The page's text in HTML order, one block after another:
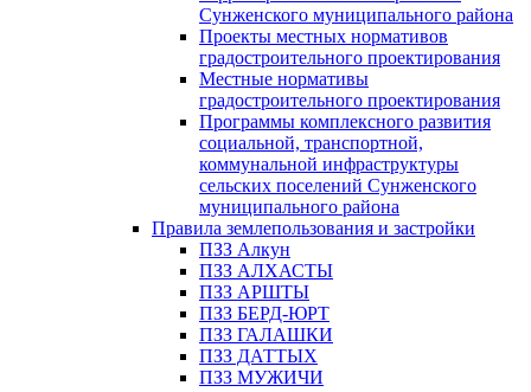
Сунженского муниципального района
Проекты местных нормативов
градостроительного проектирования
Местные нормативы
градостроительного проектирования
Программы комплексного развития
социальной, транспортной,
коммунальной инфраструктуры
сельских поселений Сунженского
муниципального района
Правила землепользования и застройки
ПЗЗ Алкун
ПЗЗ АЛХАСТЫ
ПЗЗ АРШТЫ
ПЗЗ БЕРД-ЮРТ
ПЗЗ ГАЛАШКИ
ПЗЗ ДАТТЫХ
ПЗЗ МУЖИЧИ